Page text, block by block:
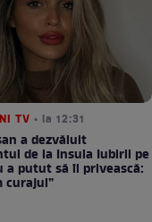
TV • la 12:31
a dezvăluit
de la Insula Iubirii pe
a putut să îl privească:
curajul”